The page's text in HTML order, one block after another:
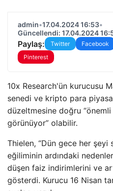
admin•17.04.2024 16:53•
Güncellendi: 17.04.2024
Paylaş: Twitter Facebook
Pinterest
10x Research'ün kurucusu
senedi ve kripto para
düzeltmesine doğru
görünüyor” olabilir.
Thielen, “Dün gece her şeyi
eğiliminin ardındaki
düşen faiz indirimlerini ve
gösterdi. Kurucu 16 Nisan